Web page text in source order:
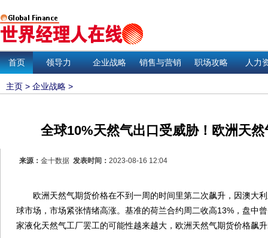
首页 领导力 企业战略 销售与营销 职场攻略 人力
主页 > 企业战略 >
全球10%天然气出口受威胁！欧洲天
来源： 金十数据 发表时间： 2023-08-16 12:04
欧洲天然气期货价格在不到一周的时间里第二次飙升，因澳大利
球市场，市场紧张情绪高涨。基准的荷兰合约周二收高13%，盘中
家液化天然气工厂罢工的可能性越来越大，欧洲天然气期货价格飙